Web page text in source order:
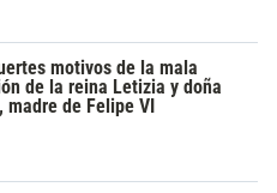
motivos de la mala
de la reina Letizia y doña
madre de Felipe VI